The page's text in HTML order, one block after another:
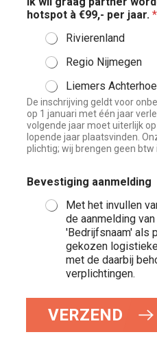
hotspot à €99,- per jaar. *
Rivierenland
Regio Nijmegen
Liemers
De inschrijving geldt voor
op 1 januari met één jaar
volgende jaar moet uiterlijk
lopende jaar plaatsvinden. Onze organisatie is niet btw-
plichtig; wij brengen geen btw
Bevestiging aanmelding
Met het invullen
de aanmelding
'Bedrijfsnaam' als
gekozen
met de daarbij
verplichtingen.
VERZEND